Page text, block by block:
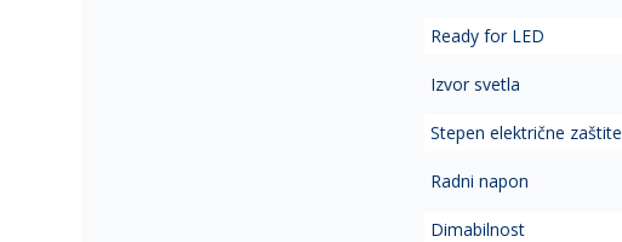
Ready for LED
Izvor svetla
Stepen električne zaštite
Radni napon
Dimabilnost